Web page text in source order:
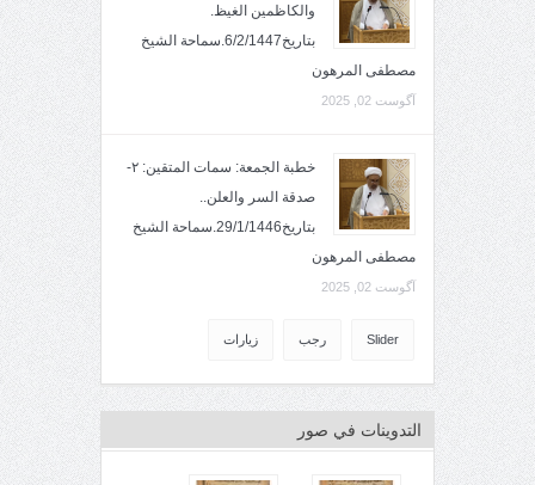
والكاظمين الغيظ.
بتاريخ6/2/1447.سماحة الشيخ
مصطفى المرهون
آگوست 02, 2025
خطبة الجمعة: سمات المتقين: ٢-
صدقة السر والعلن..
بتاريخ29/1/1446.سماحة الشيخ
مصطفى المرهون
آگوست 02, 2025
Slider رجب زيارات
التدوينات في صور